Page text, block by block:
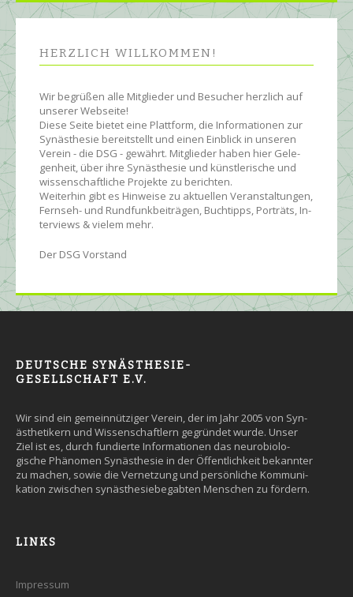
HERZLICH WILL­KOMMEN!
Wir begrüßen alle Mit­glie­der und Be­sucher herz­lich auf
unserer Web­seite!
Diese Seite bietet eine Platt­form, die Infor­ma­tionen zur
Syn­äs­the­sie be­reit­stellt und einen Ein­blick in unseren
Ver­ein - die DSG - ge­währt. Mit­glie­der ha­ben hier Ge­le­
gen­heit, über ihre Syn­äs­the­sie und künst­le­rische und
wissen­schaft­liche Pro­jekte zu be­rich­ten.
Wei­ter­hin gibt es Hin­wei­se zu ak­tu­ellen Ver­an­stal­tun­gen,
Fern­seh- und Rund­funk­bei­trägen, Buch­tipps, Por­träts, In­
ter­views & vielem mehr.
Der DSG Vorstand
DEUTSCHE SYNÄSTHESIE-
GESELLSCHAFT E.V.
Wir sind ein gemein­nütziger Ver­ein, der im Jahr 2005 von Syn­
äs­the­tikern und Wissen­schaft­lern ge­grün­det wurde. Un­ser
Ziel ist es, durch fun­dier­te Infor­ma­tio­nen das neuro­bio­lo­
gische Phäno­men Syn­äs­the­sie in der Öffent­lich­keit be­kann­ter
zu machen, so­wie die Ver­net­zung und persön­liche Kommuni­
kation zwi­schen syn­äs­the­sie­be­gab­ten Men­schen zu fördern.
LINKS
Impressum